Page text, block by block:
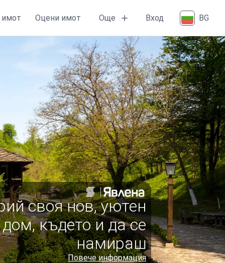
Оцени имот Още Вход BG
своя нов, уютен
дом, където и да се
намираш
Повече информация